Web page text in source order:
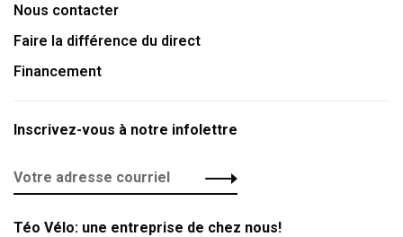
Nous contacter
Faire la différence du direct
Financement
Inscrivez-vous à notre infolettre
Téo Vélo: une entreprise de chez nous!